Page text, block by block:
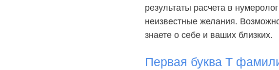
результаты расчета в
неизвестные желания.
знаете о себе и ваших близких.
Первая буква Т